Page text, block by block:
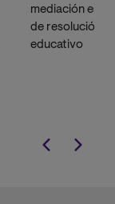
mediación
de resolución
educativo